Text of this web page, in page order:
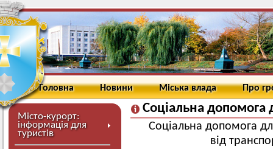
Головна Новини Міська влада Про
Місто-курорт:
інформація для
туристів
Соціальна допомога
Соціальна допомога
від